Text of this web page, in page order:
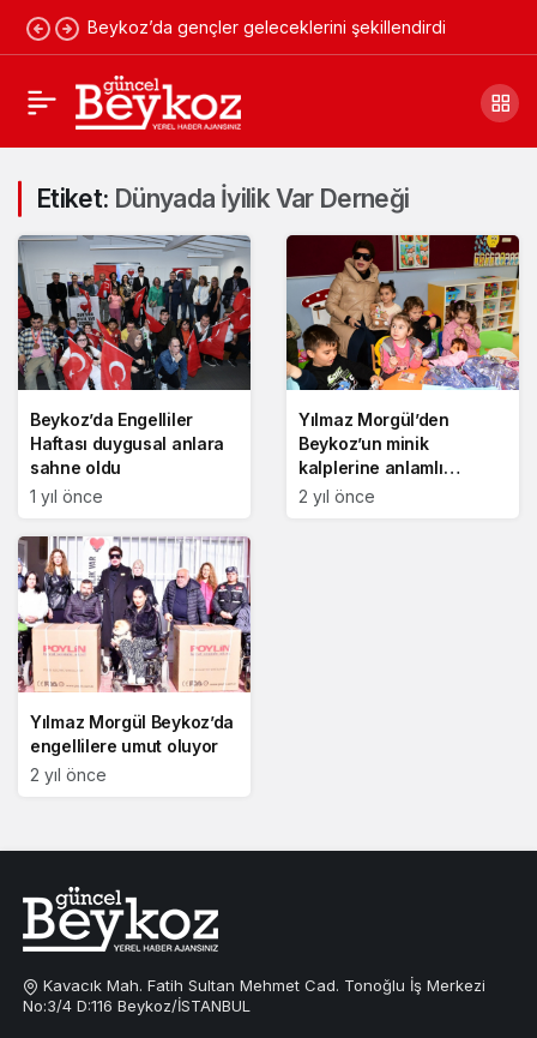
Beykoz’da gençler geleceklerini şekillendirdi
Etiket: Dünyada İyilik Var Derneği
Beykoz’da Engelliler
Haftası duygusal anlara
sahne oldu
1 yıl önce
Yılmaz Morgül’den
Beykoz’un minik
kalplerine anlamlı
dokunuş!
2 yıl önce
Yılmaz Morgül Beykoz’da
engellilere umut oluyor
2 yıl önce
Kavacık Mah. Fatih Sultan Mehmet Cad. Tonoğlu İş Merkezi
No:3/4 D:116 Beykoz/İSTANBUL